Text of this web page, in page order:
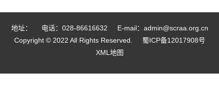
地址： 电话：028-86616632
E-mail：admin@scraa.org.cn
Copyright © 2022 All Rights Reserved.
蜀ICP备12017908号
XML地图